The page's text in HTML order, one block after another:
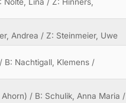
Andrea / Z: Steinmeier, Uwe
B: Nachtigall, Klemens /
/ B: Schulik, Anna Maria /